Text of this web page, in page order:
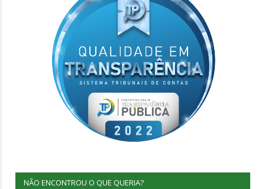
NÃO ENCONTROU O QUE QUERIA?